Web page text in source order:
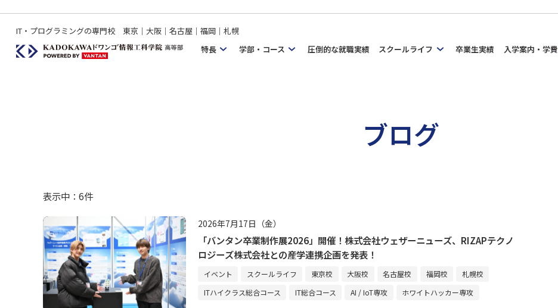
IT・プログラミングの専門校 東京｜大阪｜名古屋｜福岡｜札幌
特長
学部・コース 圧倒的な就職実績 スクールライフ 卒業生実績 入学案内・学費
ブログ
表示中： 6件
2026年7月17日（金）
「バンタン卒業制作展2026」開催！株式会社ウェザーニューズ、RIZAPテクノ
ロジーズ株式会社との産学連携企画を発表！
イベント スクールライフ 東京校 大阪校 名古屋校 福岡校
札幌校
ITハイクラス総合コース
IT総合コース AI / IoT専攻 ホワイトハッカー専攻